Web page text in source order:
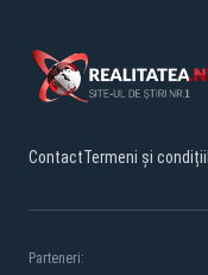
ContactTermeni și condiții
Parteneri: